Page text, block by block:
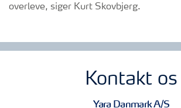
overleve, siger Kurt Skovbjerg.
Kontakt os
Yara Danmark A/S